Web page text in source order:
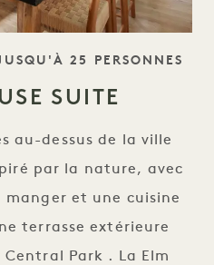
25 PERSONNES
SUITE
au-dessus de la ville
par la nature, avec
manger et une cuisine
terrasse extérieure
Park . La Elm